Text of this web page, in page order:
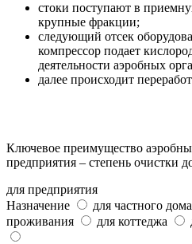
стоки поступают в
крупные фракции;
следующий отсек
компрессор подает
деятельности аэробных
далее происходит
Ключевое преимущество
предприятия – степень очистки
для предприятия
Назначение
для частного дома
проживания
для коттеджа